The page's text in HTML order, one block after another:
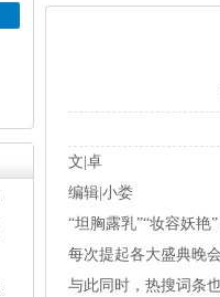
文|卓
编辑|小娄
“坦胸露乳”“妆容妖艳”
每次提起各大盛典晚
与此同时，热搜词条